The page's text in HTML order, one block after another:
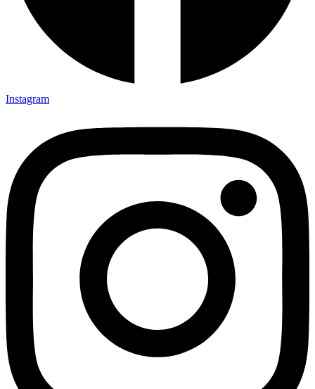
Instagram